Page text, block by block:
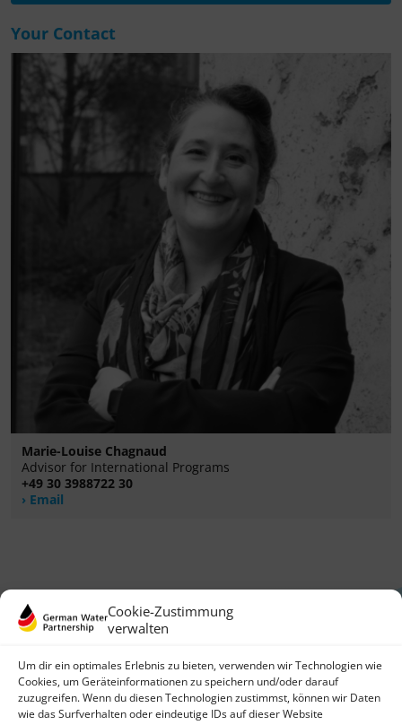
Cookie-Zustimmung
verwalten
Um dir ein optimales Erlebnis zu bieten, verwenden wir Technologien wie
Cookies, um Geräteinformationen zu speichern und/oder darauf
zuzugreifen. Wenn du diesen Technologien zustimmst, können wir Daten
wie das Surfverhalten oder eindeutige IDs auf dieser Website
Your Contact
Marie-Louise Chagnaud
Advisor for International Programs
+49 30 3988722 30
Email
German Water Partnership e.V.
Invalidenstraße 91